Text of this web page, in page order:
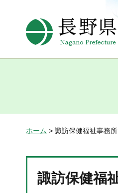
ホーム > 諏訪保健福祉事務所
諏訪保健福